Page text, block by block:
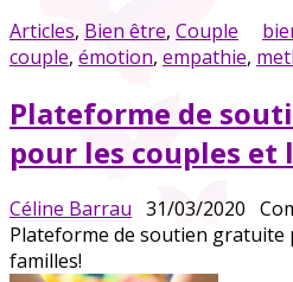
Articles, Bien être, Couple
couple, émotion, empathie,
Plateforme de
pour les couples et
Céline Barrau 31/03/2020
Plateforme de soutien gratuite
familles!